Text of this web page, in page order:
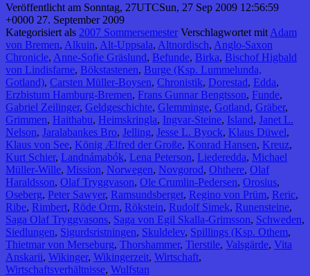
Veröffentlicht am Sonntag, 27UTCSun, 27 Sep 2009 12:56:59
+0000 27. September 2009
Kategorisiert als 2007 Sommersemester Verschlagwortet mit Adam
von Bremen, Alkuin, Alt-Uppsala, Altnordisch, Anglo-Saxon
Chronicle, Anne-Sofie Gräslund, Befunde, Birka, Bischof Higbald
von Lindisfarne, Bökstastenen, Burge (Ksp. Lummelunda,
Gotland), Carsten Müller-Boysen, Chronistik, Dorestad, Edda,
Erzbistum Hamburg-Bremen, Frans Gunnar Bengtsson, Funde,
Gabriel Zeilinger, Geldgeschichte, Glemminge, Gotland, Gräber,
Grimmen, Haithabu, Heimskringla, Ingvar-Steine, Island, Janet L.
Nelson, Jaralabankes Bro, Jelling, Jesse L. Byock, Klaus Düwel,
Klaus von See, König Ælfred der Große, Konrad Hansen, Kreuz,
Kurt Schier, Landnámabók, Lena Peterson, Liederedda, Michael
Müller-Wille, Mission, Norwegen, Novgorod, Ohthere, Olaf
Haraldsson, Olaf Tryggvason, Ole Crumlin-Pedersen, Orosius,
Oseberg, Peter Sawyer, Ramsundsberget, Regino von Prüm, Reric,
Ribe, Rimbert, Röde Orm, Rökstein, Rudolf Simek, Runensteine,
Saga Olaf Tryggvasons, Saga von Egil Skalla-Grimsson, Schweden,
Siedlungen, Sigurdsristningen, Skuldelev, Spillings (Ksp. Othem,
Thietmar von Merseburg, Thorshammer, Tierstile, Valsgärde, Vita
Anskarii, Wikinger, Wikingerzeit, Wirtschaft,
Wirtschaftsverhältnisse, Wulfstan